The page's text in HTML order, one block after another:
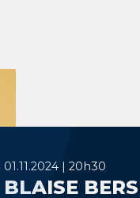
01.11.2024 | 20h30
BLAISE